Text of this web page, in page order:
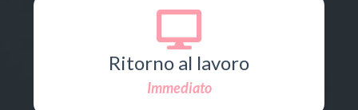
Ritorno al lavoro
Immediato